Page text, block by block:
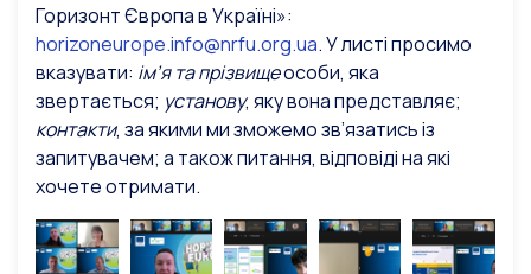
Горизонт Європа в Україні»:
horizoneurope.info@nrfu.org.ua. У листі просимо
вказувати: ім’я та прізвищеособи, яка
звертається; установу, яку вона представляє;
контакти, за якими ми зможемо зв’язатись із
запитувачем; а також питання, відповіді на які
хочете отримати.